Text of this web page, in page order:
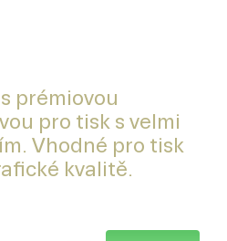
prémiovou
pro tisk s velmi
Vhodné pro tisk
kvalitě.